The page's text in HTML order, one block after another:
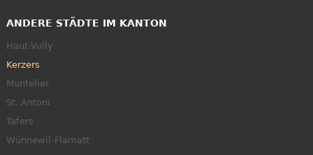
ANDERE STÄDTE IM KANTON
Haut-Vully
Kerzers
Muntelier
St. Antoni
Tafers
Wünnewil-Flamatt